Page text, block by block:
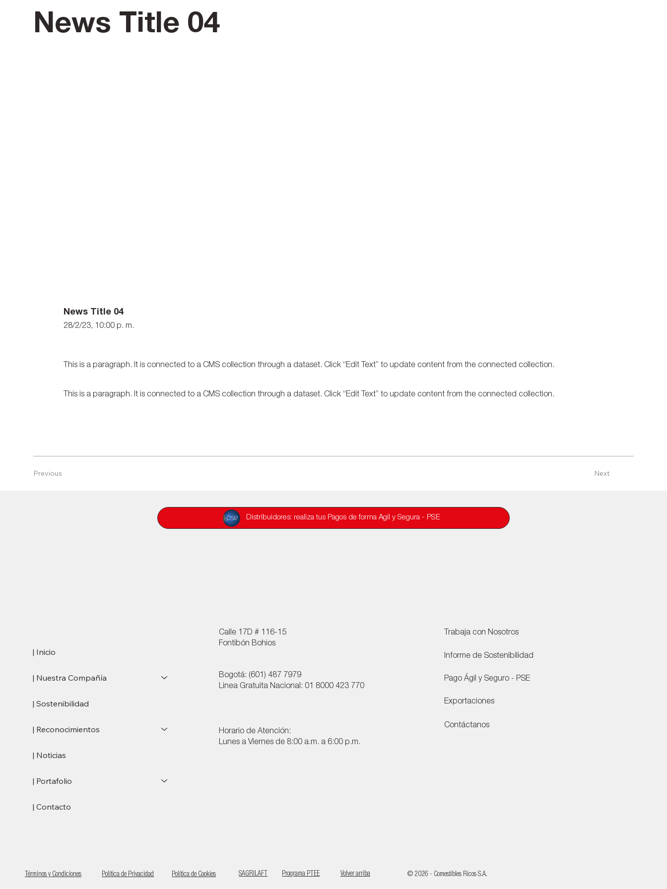
News Title 04
News Title 04
28/2/23, 10:00 p. m.
This is a paragraph. It is connected to a CMS collection through a dataset. Click “Edit Text” to update content from the connected collection.
This is a paragraph. It is connected to a CMS collection through a dataset. Click “Edit Text” to update content from the connected collection.
Previous Next
Distribuidores: realiza tus Pagos de forma Ágil y Segura - PSE
| Inicio
| Nuestra Compañía
| Sostenibilidad
| Reconocimientos
| Noticias
| Portafolio
| Contacto
Calle 17D # 116-15
Fontibón Bohios
Bogotá: (601) 487 7979
Linea Gratuita Nacional: 01 8000 423 770
Horario de Atención:
Lunes a Viernes de 8:00 a.m. a 6:00 p.m.
Trabaja con Nosotros
Informe de Sostenibilidad
Pago Ágil y Seguro - PSE
Exportaciones
Contáctanos
Términos y Condiciones Política de Privacidad Política de Cookies SAGRILAFT Programa PTEE Volver arriba © 2026 - Comestibles Ricos S.A.